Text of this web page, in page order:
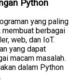
Python
yang paling
membuat berbagai
web, dan IoT.
yang dapat
macam masalah.
dalam Python